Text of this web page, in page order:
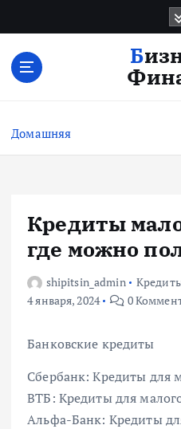
с
Бизнес и
Домашняя
Кредиты
где можно
shipitsin_admin
4 января, 2024
0
Банковские кредиты
Сбербанк: Кредиты для
ВТБ: Кредиты для
Альфа-Банк: Кредиты